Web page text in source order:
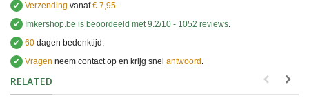
✔ Verzending vanaf€ 7,95.
✔
Imkershop.be is beoordeeld met9.2/10 - 1052 reviews.
✔ 60 dagen bedenktijd.
✔ Vragen neem contact op en krijg snel antwoord .
RELATED